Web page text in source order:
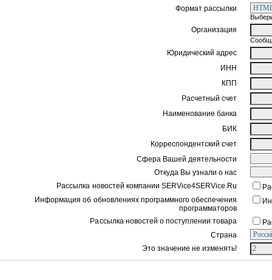
Формат рассылки
Организация
Юридический адрес
ИНН
КПП
Расчетный счет
Наименование банка
БИК
Корреспондентский счет
Сфера Вашей деятельности
Откуда Вы узнали о нас
Рассылка новостей компании SERVice4SERVice.Ru
Информация об обновлениях программного обеспечения
программаторов
Рассылка новостей о поступлении товара
Страна
Это значение не изменять!